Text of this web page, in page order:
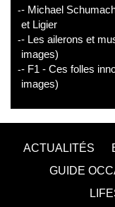
- Michael
et Ligier
- Les ailerons et
images)
- F1 - Ces folles
images)
ACTUALITÉS
GUIDE